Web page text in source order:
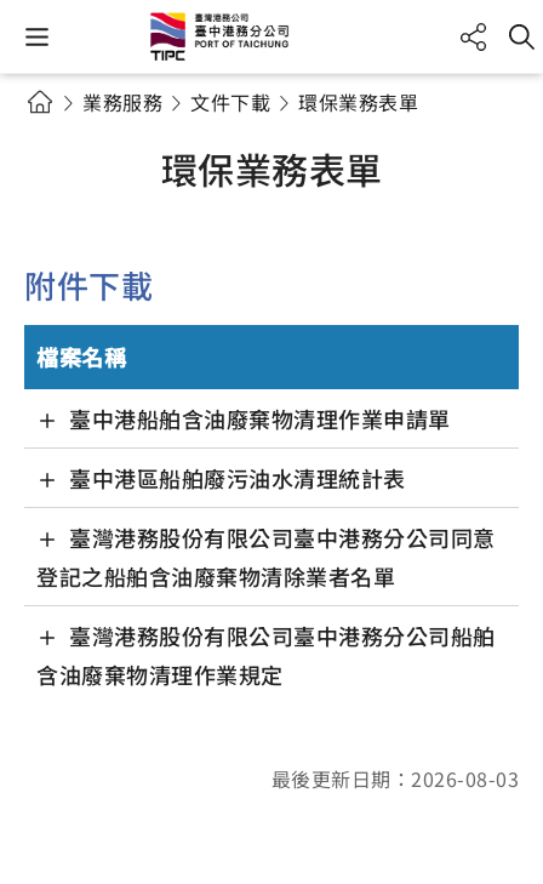
業務服務 文件下載 環保業務表單
環保業務表單
附件下載
檔案名稱
臺中港船舶含油廢棄物清理作業申請單
臺中港區船舶廢污油水清理統計表
臺灣港務股份有限公司臺中港務分公司同意
登記之船舶含油廢棄物清除業者名單
臺灣港務股份有限公司臺中港務分公司船舶
含油廢棄物清理作業規定
最後更新日期：2026-08-03